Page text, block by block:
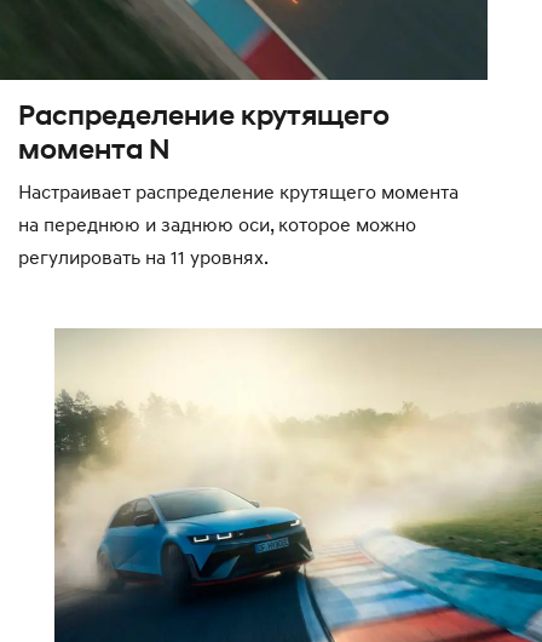
Распределение крутящего
момента N
Настраивает распределение крутящего момента
на переднюю и заднюю оси, которое можно
регулировать на 11 уровнях.